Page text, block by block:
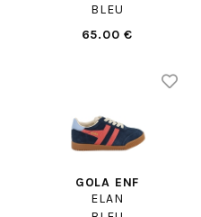
BLEU
65.00 €
GOLA ENF
ELAN